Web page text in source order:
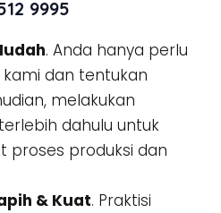
9995
. Anda hanya perlu
dan tentukan
melakukan
dahulu untuk
proses produksi dan
& Kuat. Praktisi